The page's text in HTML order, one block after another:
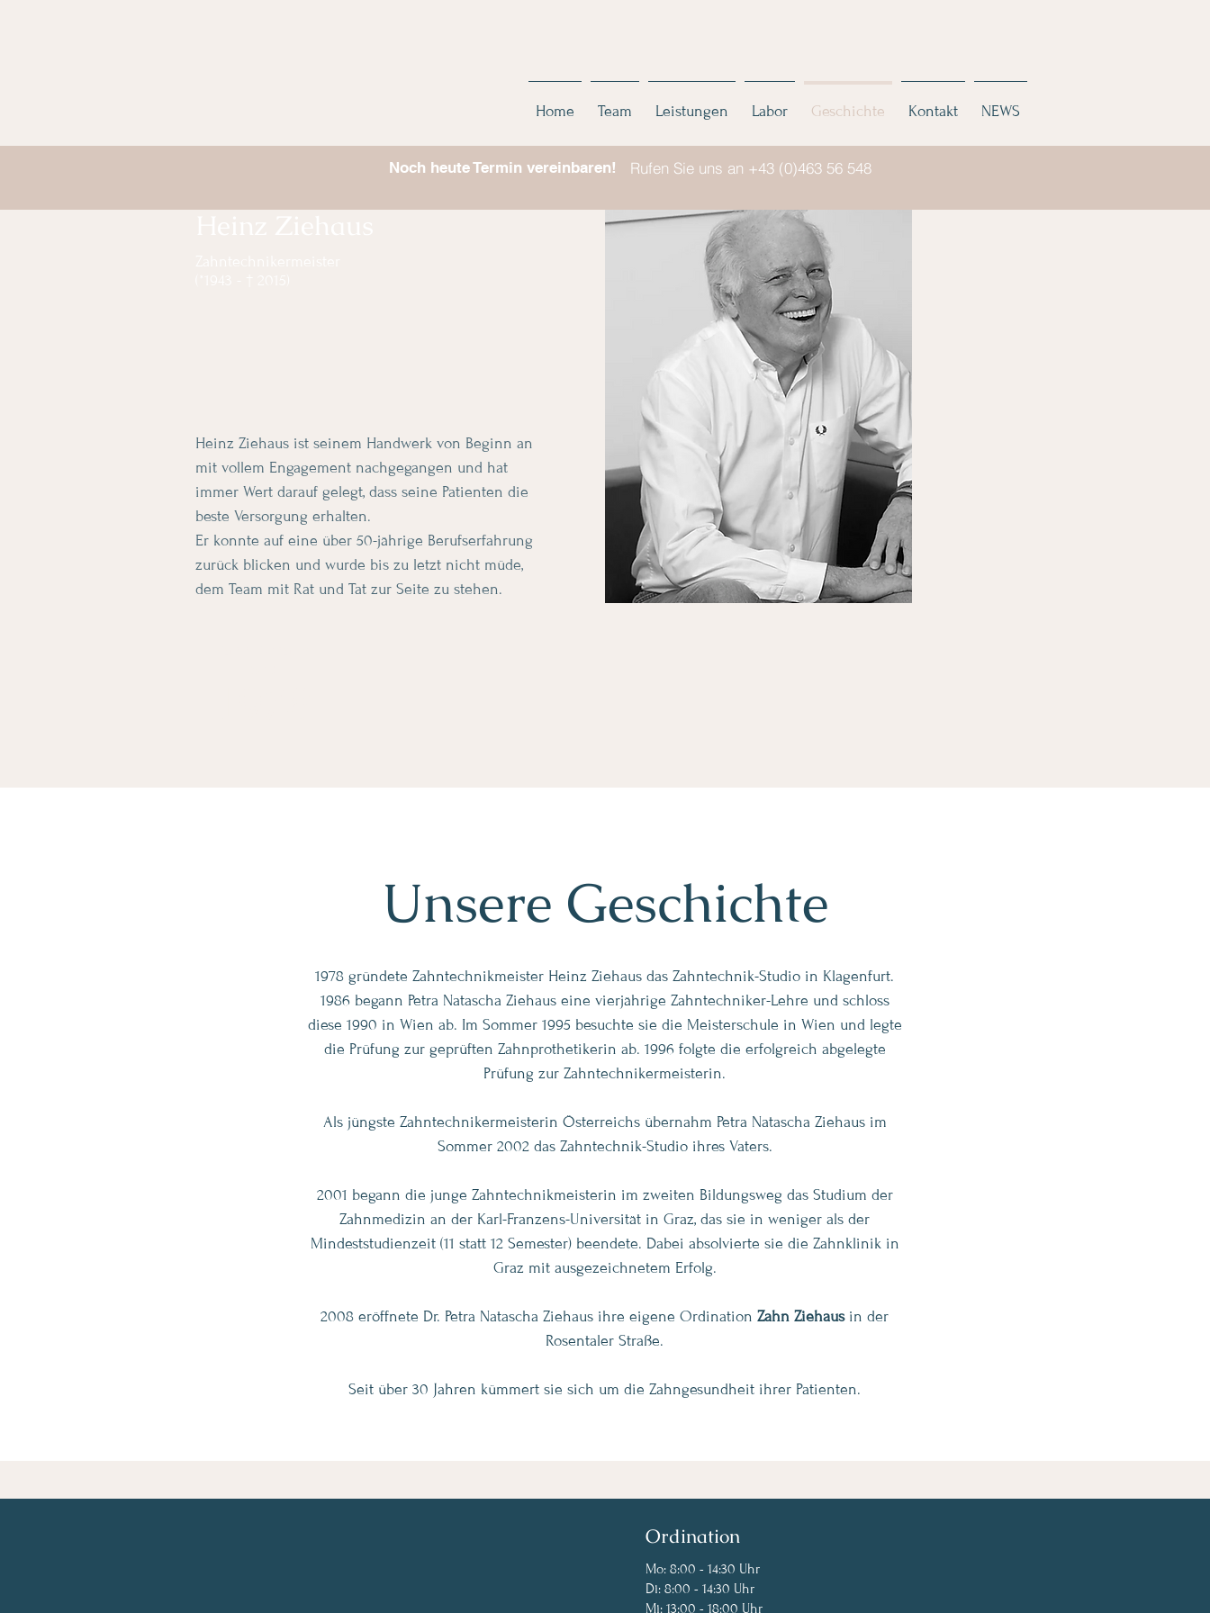
Home Team Leistungen Labor Geschichte Kontakt NEWS
Heinz Ziehaus ist seinem Handwerk von Beginn an
mit vollem Engagement nachgegangen und hat
immer Wert darauf gelegt, dass seine Patienten die
beste Versorgung erhalten.​
Er konnte auf eine über 50-jährige Berufserfahrung
zurück blicken und wurde bis zu letzt nicht müde,
dem Team mit Rat und Tat zur Seite zu stehen.
Unsere Geschichte
1978 gründete Zahntechnikmeister Heinz Ziehaus das Zahntechnik-Studio in Klagenfurt.
1986 begann Petra Natascha Ziehaus eine vierjährige Zahntechniker-Lehre und schloss
diese 1990 in Wien ab.​ Im Sommer 1995 besuchte sie die Meisterschule in Wien und legte
die Prüfung zur geprüften Zahnprothetikerin ab. 1996 folgte die erfolgreich abgelegte
Prüfung zur Zahntechnikermeisterin.
Als jüngste Zahntechnikermeisterin Österreichs übernahm Petra Natascha Ziehaus im
Sommer 2002 das Zahntechnik-Studio ihres Vaters.
2001 begann die junge Zahntechnikmeisterin im zweiten Bildungsweg das Studium der
Zahnmedizin an der Karl-Franzens-Universität in Graz, das sie in weniger als der
Mindeststudienzeit (11 statt 12 Semester) beendete. Dabei absolvierte sie die Zahnklinik in
Graz mit ausgezeichnetem Erfolg.
2008 eröffnete Dr. Petra Natascha Ziehaus ihre eigene Ordination Zahn Ziehausin der
Rosentaler Straße.
Seit über 30 Jahren kümmert sie sich um die Zahngesundheit ihrer Patienten.
Noch heute Termin vereinbaren! Rufen Sie uns an +43 (0)463 56 548
Ordination
Mo: 8:00 - 14:30 Uhr
Di: 8:00 - 14:30 Uhr
Mi: 13:00 - 18:00 Uhr